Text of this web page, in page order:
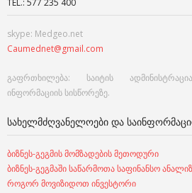
TEL.: 577 235 400
skype: Medgeo.net
Caumednet@gmail.com
გაფრთხილება: საიტის
ინფორმაციის სისწორეზე.
ᲡᲐᲮᲔᲚᲛᲫᲦᲕᲐᲜᲔᲚᲝᲔᲑᲘ ᲓᲐ
ბიზნეს-გეგმის მომზადების მეთოდური
ბიზნეს-გეგმაში საწარმოთა საფინანსო
როგორ მოვიზიდოთ ინვესტორი